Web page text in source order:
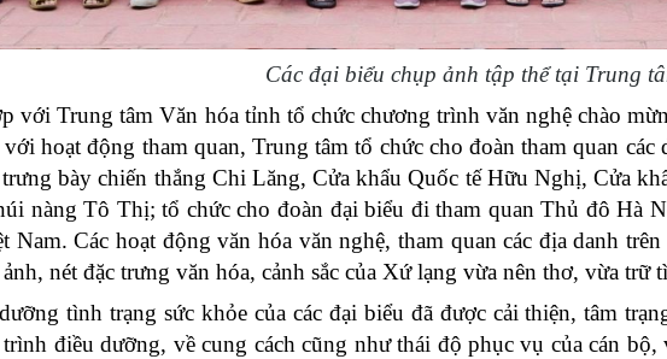
Các đại biểu chụp ảnh tập thể tại Trung
với Trung tâm Văn hóa tỉnh tổ chức chương trình văn nghệ chào
hoạt động tham quan, Trung tâm tổ chức cho đoàn tham quan
bày chiến thắng Chi Lăng, Cửa khẩu Quốc tế Hữu Nghị, Cửa
nàng Tô Thị; tổ chức cho đoàn đại biểu đi tham quan Thủ đô Hà
Nam. Các hoạt động văn hóa văn nghệ, tham quan các địa danh
nét đặc trưng văn hóa, cảnh sắc của Xứ lạng vừa nên thơ, vừa trữ
tình trạng sức khỏe của các đại biểu đã được cải thiện, tâm
điều dưỡng, về cung cách cũng như thái độ phục vụ của cán